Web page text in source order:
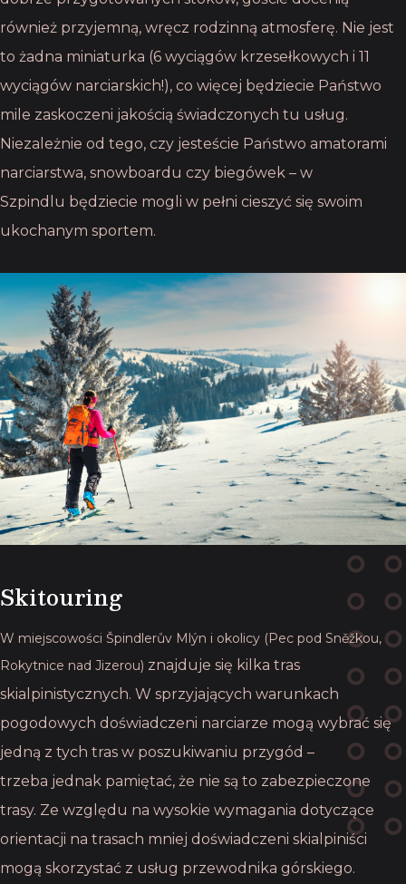
również przyjemną, wręcz rodzinną atmosferę. Nie jest
to żadna miniaturka (6 wyciągów krzesełkowych i 11
wyciągów narciarskich!), co więcej będziecie Państwo
mile zaskoczeni jakością świadczonych tu usług.
Niezależnie od tego, czy jesteście Państwo amatorami
narciarstwa, snowboardu czy biegówek – w
Szpindlu będziecie mogli w pełni cieszyć się swoim
ukochanym sportem.
Skitouring
W miejscowości Špindlerův Mlýn i okolicy (Pec pod Sněžkou,
Rokytnice nad Jizerou) znajduje się kilka tras
skialpinistycznych. W sprzyjających warunkach
pogodowych doświadczeni narciarze mogą wybrać się
jedną z tych tras w poszukiwaniu przygód –
trzeba jednak pamiętać, że nie są to zabezpieczone
trasy. Ze względu na wysokie wymagania dotyczące
orientacji na trasach mniej doświadczeni skialpiniści
mogą skorzystać z usług przewodnika górskiego.